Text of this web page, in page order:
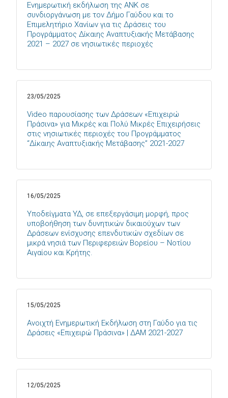
Eνημερωτική εκδήλωση της ΑΝΚ σε
συνδιοργάνωση με τον Δήμο Γαύδου και το
Επιμελητήριο Χανίων για τις Δράσεις του
Προγράμματος Δίκαιης Αναπτυξιακής Μετάβασης
2021 – 2027 σε νησιωτικές περιοχές
Video παρουσίασης των Δράσεων «Επιχειρώ
Πράσινα» για Μικρές και Πολύ Μικρές Επιχειρήσεις
στις νησιωτικές περιοχές του Προγράμματος
“Δίκαιης Αναπτυξιακής Μετάβασης” 2021-2027
23/05/2025
Υποδείγματα ΥΔ, σε επεξεργάσιμη μορφή, προς
υποβοήθηση των δυνητικών δικαιούχων των
Δράσεων ενίσχυσης επενδυτικών σχεδίων σε
μικρά νησιά των Περιφερειών Βορείου – Νοτίου
Αιγαίου και Κρήτης.
16/05/2025
Ανοιχτή Ενημερωτική Εκδήλωση στη Γαύδο για τις
Δράσεις «Επιχειρώ Πράσινα» | ΔΑΜ 2021-2027
15/05/2025
12/05/2025